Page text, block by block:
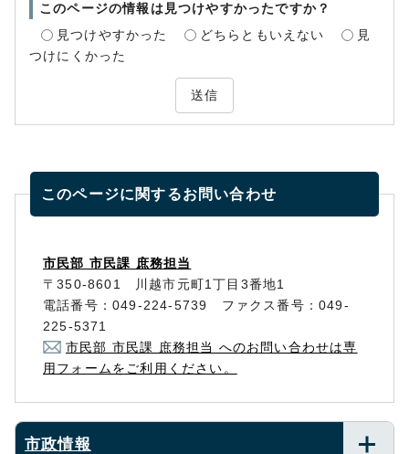
このページの情報は見つけやすかったですか？
見つけやすかった
どちらともいえない
見
つけにくかった
送信
このページに関するお問い合わせ
市民部 市民課 庶務担当
〒350-8601 川越市元町1丁目3番地1
電話番号：049-224-5739 ファクス番号：049-
225-5371
市民部 市民課 庶務担当 へのお問い合わせは専
用フォームをご利用ください。
市政情報